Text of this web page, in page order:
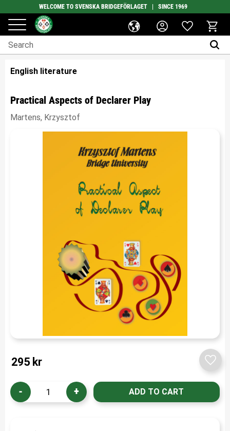
Menu
WELCOME TO SVENSKA BRIDGEFÖRLAGET | SINCE 1969
Favorites
Basket
English literature
Practical Aspects of Declarer Play
Martens, Krzysztof
295 kr
+
-
Add